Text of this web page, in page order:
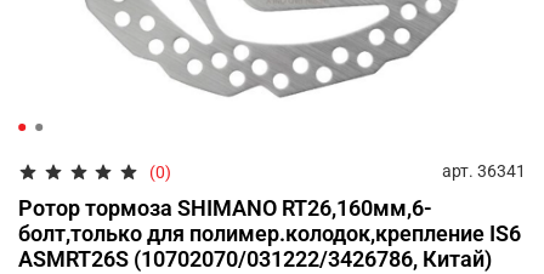
(0) арт. 36341
Ротор тормоза SHIMANO RT26,160мм,6-
болт,только для полимер.колодок,крепление IS6
ASMRT26S (10702070/031222/3426786, Китай)